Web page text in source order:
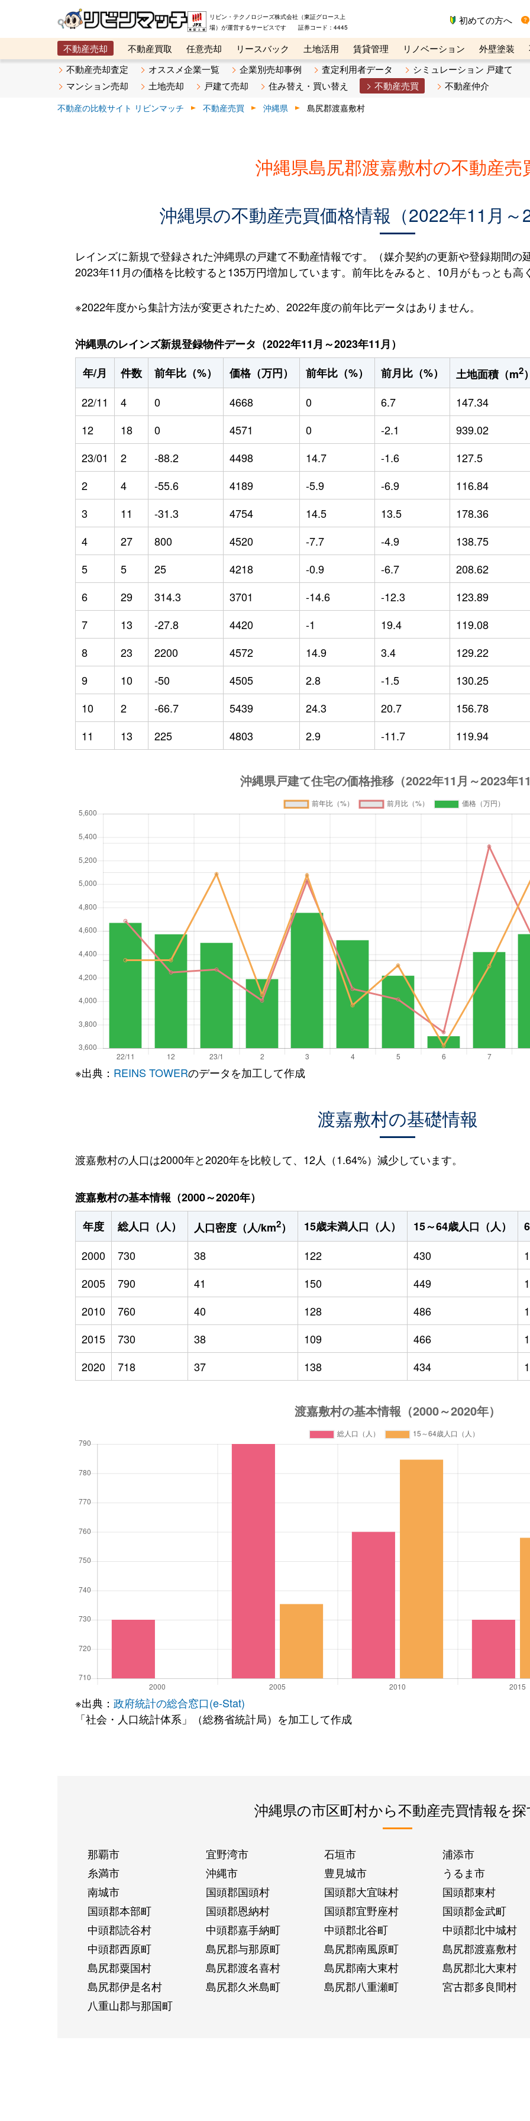
リビン・テクノロジーズ株式会社（東証グロース上
場）が運営するサービスです 証券コード：4445
初めての方へ
不動産売却 不動産買取 任意売却 リースバック 土地活用 賃貸管理 リノベーション 外壁塗装
メタ住宅展示場
ベスト不動産カンパニー オンライン講座 リビンマガジンBiz 不動産売却ご相談デスク
不動産売却査定 オススメ企業一覧 企業別売却事例 査定利用者データ
シミュレーション 戸建て
マンション売却
土地売却 戸建て売却 住み替え・買い替え 不動産売買 不動産仲介
不動産の比較サイト リビンマッチ 不動産売買 沖縄県 島尻郡渡嘉敷村
沖縄県島尻郡渡嘉敷村の不動産売
沖縄県の不動産売買価格情報（2022年11月～
レインズに新規で登録された沖縄県の戸建て不動産情報です。（媒介契約の更新や登録期間の
2023年11月の価格を比較すると135万円増加しています。前年比をみると、10月がもっとも高
※2022年度から集計方法が変更されたため、2022年度の前年比データはありません。
沖縄県のレインズ新規登録物件データ（2022年11月～2023年11月）
年/月
件数 前年比（%） 価格（万円） 前年比（%） 前月比（%） 土地面積（m2
22/11
4 0 4668 0 6.7
147.34
12
18 0 4571 0 -2.1
939.02
23/01
2 -88.2 4498 14.7 -1.6
127.5
2
4 -55.6 4189 -5.9 -6.9
116.84
3
11 -31.3 4754 14.5 13.5
178.36
4
27 800 4520 -7.7 -4.9
138.75
5
5 25 4218 -0.9 -6.7
208.62
6
29 314.3 3701 -14.6 -12.3
123.89
7
13 -27.8 4420 -1 19.4
119.08
8
23 2200 4572 14.9 3.4
129.22
9
10 -50 4505 2.8 -1.5
130.25
10
2 -66.7 5439 24.3 20.7
156.78
11
13 225 4803 2.9 -11.7 119.94
※出典： REINS TOWERのデータを加工して作成
渡嘉敷村の基礎情報
渡嘉敷村の人口は2000年と2020年を比較して、12人（1.64%）減少しています。
渡嘉敷村の基本情報（2000～2020年）
年度
総人口（人） 人口密度（人/km2） 15歳未満人口（人） 15～64歳人口（人）
2000
730 38 122 430
2005
790 41 150 449
2010
760 40 128 486
2015
730 38 109 466
2020
718 37 138 434
※出典： 政府統計の総合窓口(e-Stat)
「社会・人口統計体系」（総務省統計局）を加工して作成
沖縄県の市区町村から不動産売買情報を
那覇市 宜野湾市 石垣市
浦添市
糸満市
沖縄市 豊見城市
うるま市
南城市
国頭郡国頭村 国頭郡大宜味村
国頭郡東村
国頭郡本部町
国頭郡恩納村 国頭郡宜野座村
国頭郡金武町
中頭郡読谷村
中頭郡嘉手納町 中頭郡北谷町
中頭郡北中城村
中頭郡西原町
島尻郡与那原町 島尻郡南風原町
島尻郡渡嘉敷村
島尻郡粟国村
島尻郡渡名喜村 島尻郡南大東村
島尻郡北大東村
島尻郡伊是名村
島尻郡久米島町 島尻郡八重瀬町
宮古郡多良間村
八重山郡与那国町